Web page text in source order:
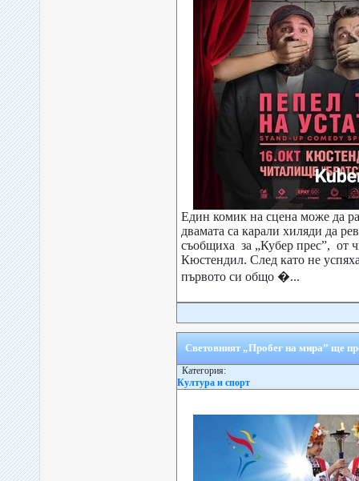
Един комик на сцена може да
двамата са карали хиляди да
съобщиха за „Кубер прес”, от
Кюстендил. След като не
първото си общо �...
Световният „Пробег на мира” ще
Категория:
Култура и спорт